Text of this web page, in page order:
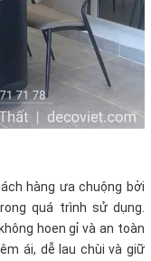
hàng ưa chuộng bởi
quá trình sử dụng.
hoen gỉ và an toàn
ái, dễ lau chùi và giữ